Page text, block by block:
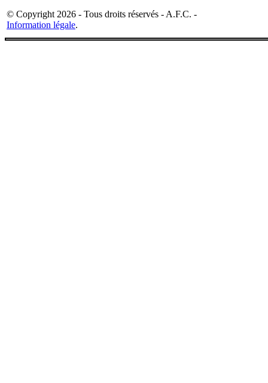
© Copyright 2026 - Tous droits réservés - A.F.C. -
Information légale.